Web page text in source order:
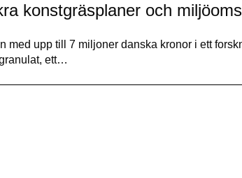
konstgräsplaner och
med upp till 7 miljoner danska kronor i ett
ett…